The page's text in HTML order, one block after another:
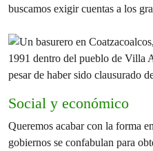
buscamos exigir cuentas a los
Social y económico
Queremos acabar con la forma
gobiernos se confabulan para